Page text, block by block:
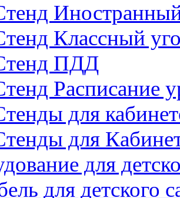
Классный
ПДД
Расписание
для
для
для
для детского